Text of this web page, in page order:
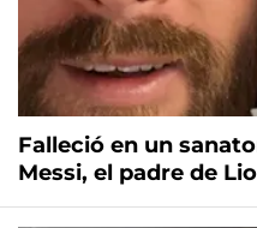
Falleció en un
Messi, el padre de